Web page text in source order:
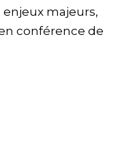
majeurs,
conférence de